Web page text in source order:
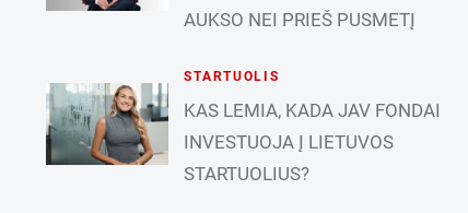
AUKSO NEI PRIEŠ PUSMETĮ
STARTUOLIS
KAS LEMIA, KADA JAV FONDAI
INVESTUOJA Į LIETUVOS
STARTUOLIUS?